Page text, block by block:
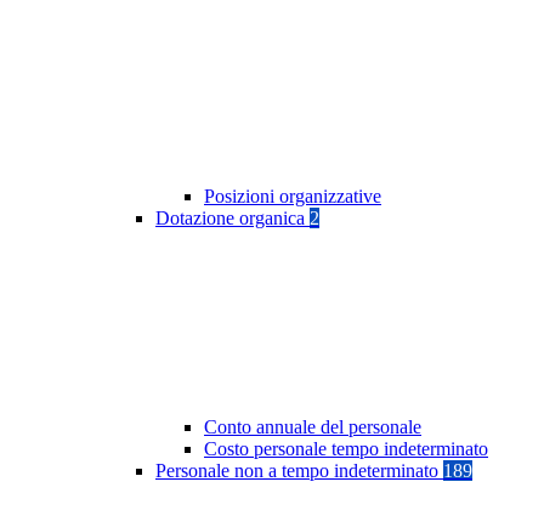
Posizioni organizzative
Dotazione organica 2
Conto annuale del personale
Costo personale tempo indeterminato
Personale non a tempo indeterminato 189